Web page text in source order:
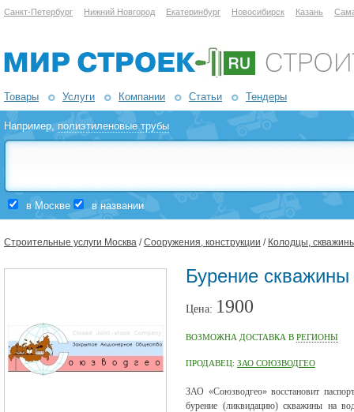
Санкт-Петербург Нижний Новгород Екатеринбург Новосибирск Казань
Товары Услуги Компании Статьи Тендеры
Например,полиэтиленовые трубы
в Москве в названии
Строительные услуги Москва /Сооружения, конструкции / Колодцы,
Бурение
Цена: 1900
ВОЗМОЖНА ДОСТАВКА В РЕГИОНЫ
ПРОДАВЕЦ: ЗАО СОЮЗВОДГЕО
ЗАО «Союзводгео» восстановит
бурение (ликвидацию) скважины на